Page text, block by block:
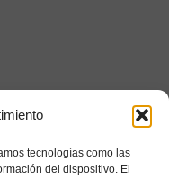
tecnologías como las
del dispositivo. El